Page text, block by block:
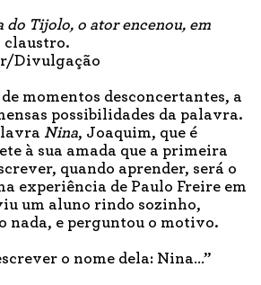
do Tijolo, o ator encenou, em
claustro.
Divulgação
momentos desconcertantes, a
possibilidades da palavra.
Nina, Joaquim, que é
à sua amada que a primeira
quando aprender, será o
experiência de Paulo Freire em
um aluno rindo sozinho,
nada, e perguntou o motivo.
o nome dela: Nina…”